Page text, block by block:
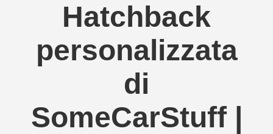
Hatchback
personalizzata
di
SomeCarStuff |